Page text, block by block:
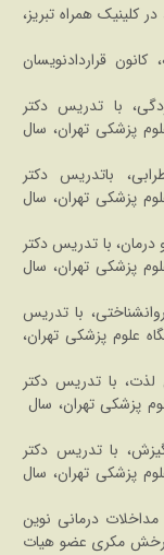
کلینیک همراه تبریز،
قراردادنویسان
با تدریس دکتر
پزشکی تهران، سال
باتدریس دکتر
پزشکی تهران، سال
درمان، با تدریس دکتر
پزشکی تهران، سال
با تدریس
علوم پزشکی تهران،
لذت، با تدریس دکتر
پزشکی تهران، سال
با تدریس دکتر
پزشکی تهران، سال
درمانی نوین
مکری عضو هیات